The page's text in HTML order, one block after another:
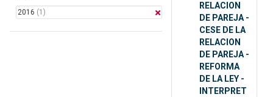
2016 (1)
RELACION
DE PAREJA -
CESE DE LA
RELACION
DE PAREJA -
REFORMA
DE LA LEY -
INTERPRET